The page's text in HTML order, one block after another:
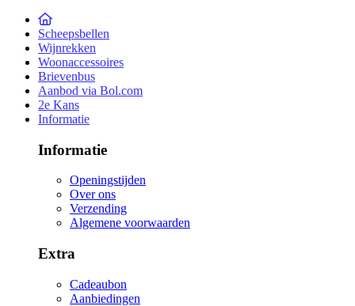
Scheepsbellen
Wijnrekken
Woonaccessoires
Brievenbus
Aanbod via Bol.com
2e Kans
Informatie
Informatie
Openingstijden
Over ons
Verzending
Algemene voorwaarden
Extra
Cadeaubon
Aanbiedingen